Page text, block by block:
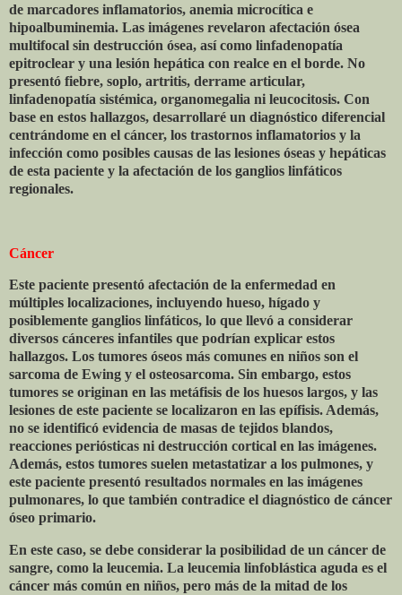
de marcadores inflamatorios, anemia microcítica e
hipoalbuminemia. Las imágenes revelaron afectación ósea
multifocal sin destrucción ósea, así como linfadenopatía
epitroclear y una lesión hepática con realce en el borde. No
presentó fiebre, soplo, artritis, derrame articular,
linfadenopatía sistémica, organomegalia ni leucocitosis. Con
base en estos hallazgos, desarrollaré un diagnóstico diferencial
centrándome en el cáncer, los trastornos inflamatorios y la
infección como posibles causas de las lesiones óseas y hepáticas
de esta paciente y la afectación de los ganglios linfáticos
regionales.
Cáncer
Este paciente presentó afectación de la enfermedad en
múltiples localizaciones, incluyendo hueso, hígado y
posiblemente ganglios linfáticos, lo que llevó a considerar
diversos cánceres infantiles que podrían explicar estos
hallazgos. Los tumores óseos más comunes en niños son el
sarcoma de Ewing y el osteosarcoma. Sin embargo, estos
tumores se originan en las metáfisis de los huesos largos, y las
lesiones de este paciente se localizaron en las epífisis. Además,
no se identificó evidencia de masas de tejidos blandos,
reacciones periósticas ni destrucción cortical en las imágenes.
Además, estos tumores suelen metastatizar a los pulmones, y
este paciente presentó resultados normales en las imágenes
pulmonares, lo que también contradice el diagnóstico de cáncer
óseo primario.
En este caso, se debe considerar la posibilidad de un cáncer de
sangre, como la leucemia. La leucemia linfoblástica aguda es el
cáncer más común en niños, pero más de la mitad de los